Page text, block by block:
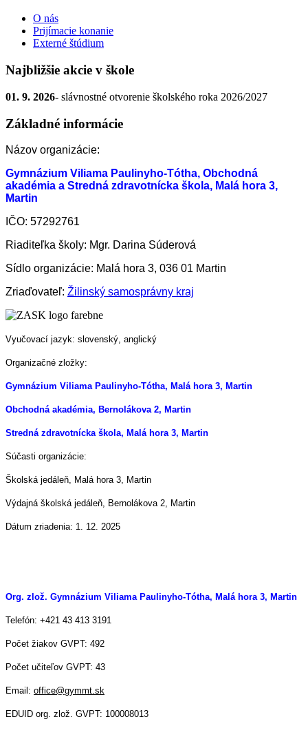
O nás
Prijímacie konanie
Externé štúdium
Najbližšie akcie v škole
01. 9. 2026- slávnostné otvorenie školského roka 2026/2027
Základné informácie
Názov organizácie:
Gymnázium Viliama Paulinyho-Tótha, Obchodná
akadémia a Stredná zdravotnícka škola, Malá hora 3,
Martin
IČO: 57292761
Riaditeľka školy: Mgr. Darina Súderová
Sídlo organizácie: Malá hora 3, 036 01 Martin
Zriaďovateľ: Žilinský samosprávny kraj
Vyučovací jazyk: slovenský, anglický
Organizačné zložky:
Gymnázium Viliama Paulinyho-Tótha, Malá hora 3, Martin
Obchodná akadémia, Bernolákova 2, Martin
Stredná zdravotnícka škola, Malá hora 3, Martin
Súčasti organizácie:
Školská jedáleň, Malá hora 3, Martin
Výdajná školská jedáleň, Bernolákova 2, Martin
Dátum zriadenia: 1. 12. 2025
Org. zlož. Gymnázium Viliama Paulinyho-Tótha, Malá hora 3, Martin
Telefón: +421 43 413 3191
Počet žiakov GVPT: 492
Počet učiteľov GVPT: 43
Email: office@gymmt.sk
EDUID org. zlož. GVPT: 100008013